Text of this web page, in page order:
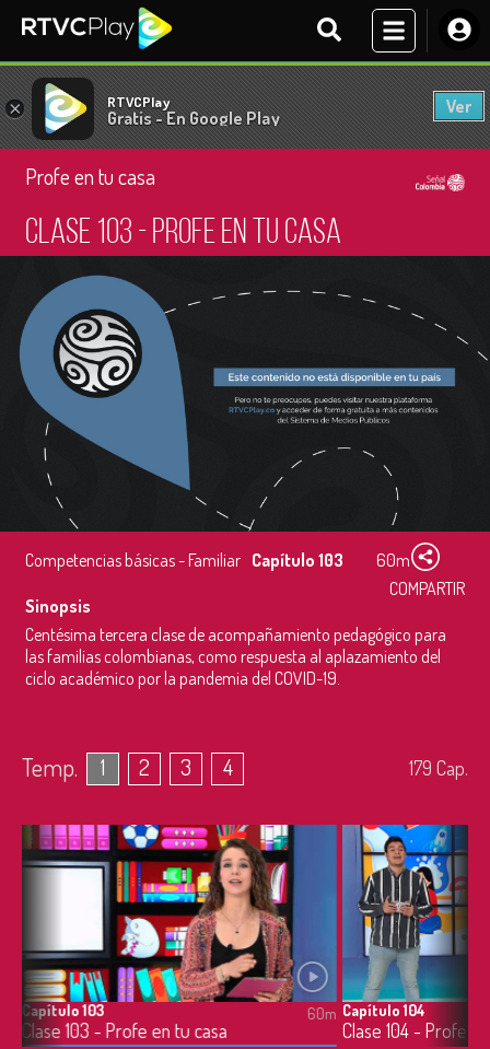
× RTVCPlay
Gratis - En Google Play
Ver
Profe en tu casa
Clase 103 - Profe en tu casa
Competencias básicas - Familiar Capítulo 103
60m
COMPARTIR
Sinopsis
Centésima tercera clase de acompañamiento pedagógico para
las familias colombianas, como respuesta al aplazamiento del
ciclo académico por la pandemia del COVID-19.
Temp. 1 2 3 4 179 Cap.
Capítulo 103
Clase 103 - Profe en tu casa
60m Capítulo 104
Clase 104 - Profe